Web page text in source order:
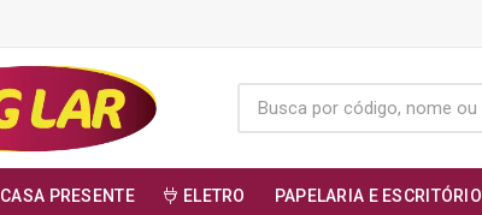
CASA PRESENTE ELETRO PAPELARIA E ESCRITÓRIO